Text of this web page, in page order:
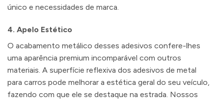
único e necessidades de marca.
4. Apelo Estético
O acabamento metálico desses adesivos confere-lhes
uma aparência premium incomparável com outros
materiais. A superfície reflexiva dos adesivos de metal
para carros pode melhorar a estética geral do seu veículo,
fazendo com que ele se destaque na estrada. Nossos